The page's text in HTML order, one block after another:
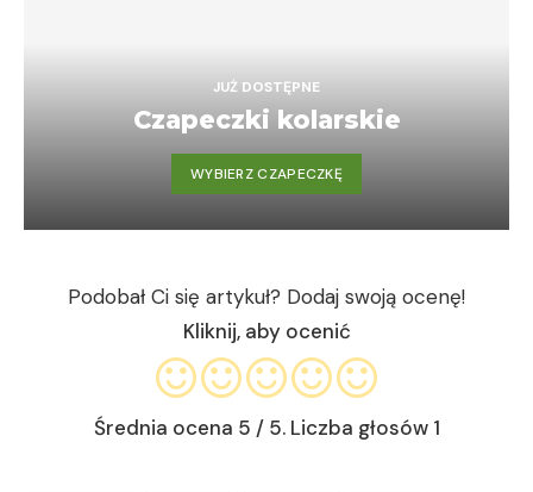
JUŻ DOSTĘPNE
Czapeczki kolarskie
WYBIERZ CZAPECZKĘ
Podobał Ci się artykuł? Dodaj swoją ocenę!
Kliknij, aby ocenić
Średnia ocena 5 / 5. Liczba głosów 1